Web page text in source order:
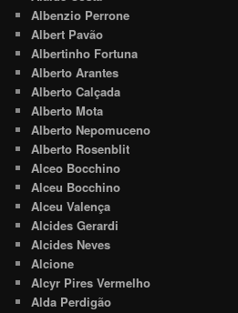
Albenzio Perrone
Albert Pavão
Albertinho Fortuna
Alberto Arantes
Alberto Calçada
Alberto Mota
Alberto Nepomuceno
Alberto Rosenblit
Alceo Bocchino
Alceu Bocchino
Alceu Valença
Alcides Gerardi
Alcides Neves
Alcione
Alcyr Pires Vermelho
Alda Perdigão